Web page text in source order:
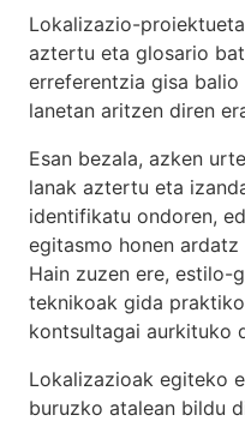
Lokalizazio-
aztertu eta glosario
erreferentzia gisa
lanetan aritzen diren
Esan bezala, azken
lanak aztertu eta
identifikatu ondoren,
egitasmo honen
Hain zuzen ere, estilo-
teknikoak gida
kontsultagai aurkituko
Lokalizazioak egiteko
buruzko atalean bildu